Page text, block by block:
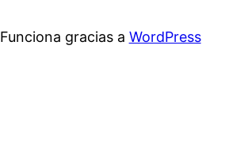
Funciona gracias a WordPress